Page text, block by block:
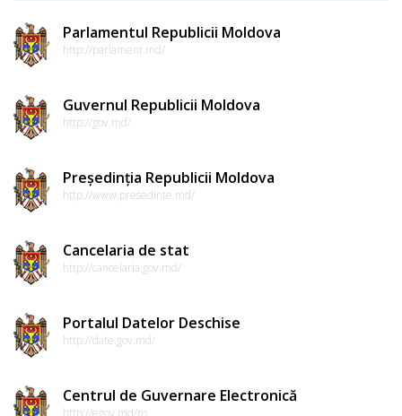
Parlamentul Republicii Moldova
http://parlament.md/
Guvernul Republicii Moldova
http://gov.md/
Președinția Republicii Moldova
http://www.presedinte.md/
Cancelaria de stat
http://cancelaria.gov.md/
Portalul Datelor Deschise
http://date.gov.md/
Centrul de Guvernare Electronică
http://egov.md/ro